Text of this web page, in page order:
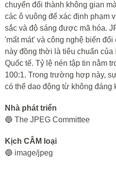
chuyển đổi thành không gian
các ô vuông để xác định phạm
sắc và độ sáng được mã hóa.
'mất mát' và công nghệ biến
này đồng thời là tiêu chuẩn
Quốc tế. Tỷ lệ nén tập tin nằm
100:1. Trong trường hợp này,
có thể dao động từ không đáng
Nhà phát triển
🔵 The JPEG Committee
Kịch CÂM loại
🔵 image/jpeg